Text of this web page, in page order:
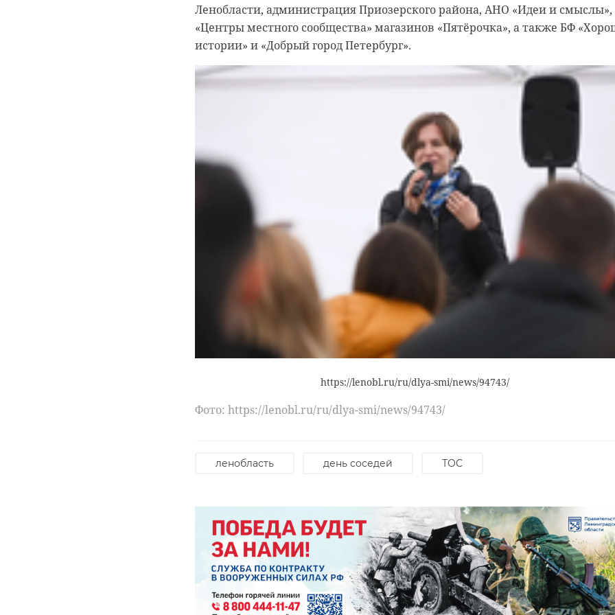
Ленобласти, администрация Приозерского района, АНО «Идеи и смыслы»,
«Центры местного сообщества» магазинов «Пятёрочка», а также БФ
истории» и «Добрый город Петербург».
https://lenobl.ru/ru/dlya-smi/news/94743/
Фото: https://lenobl.ru/ru/dlya-smi/news/94743/
ленобласть день соседей ТОС